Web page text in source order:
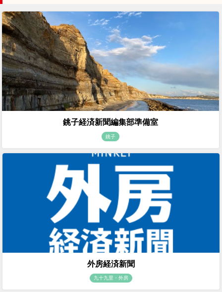
銚子経済新聞編集部準備室
銚子
外房経済新聞
九十九里・外房